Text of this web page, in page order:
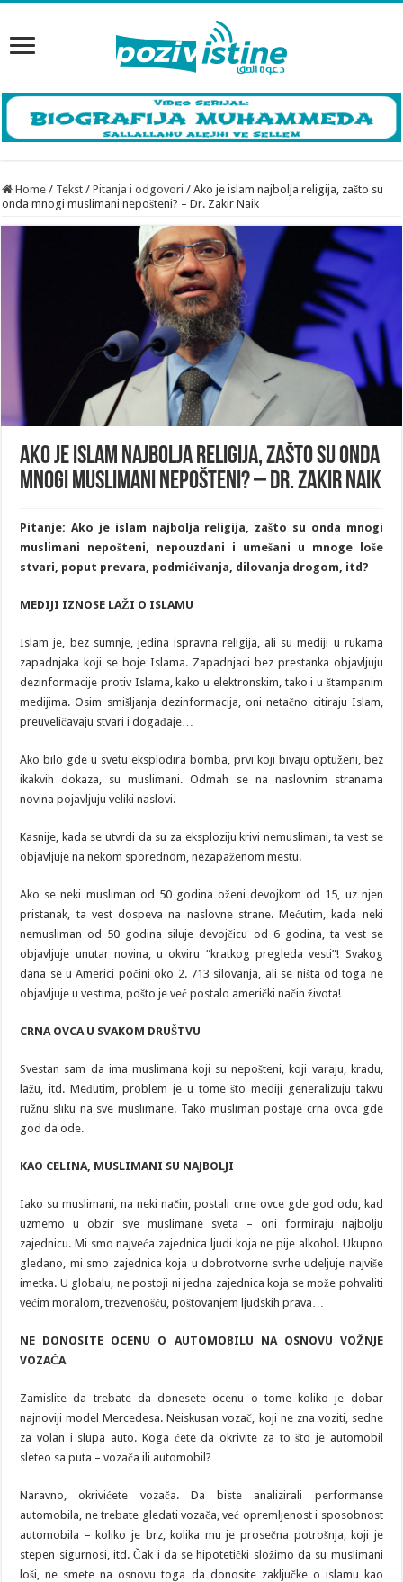
Home / Tekst / Pitanja i odgovori / Ako je islam najbolja religija, zašto su
onda mnogi muslimani nepošteni? – Dr. Zakir Naik
Ako je islam najbolja religija, zašto su onda
mnogi muslimani nepošteni? – Dr. Zakir Naik
Pitanje: Ako je islam najbolja religija, zašto su onda mnogi
muslimani
nepošteni, nepouzdani i umešani u mnoge loše
stvari, poput prevara, podmićivanja, dilovanja drogom, itd?
MEDIJI IZNOSE LAŽI O ISLAMU
Islam je, bez sumnje, jedina ispravna religija, ali su mediji u rukama
zapadnjaka koji se boje Islama. Zapadnjaci bez prestanka objavljuju
dezinformacije protiv Islama, kako u elektronskim, tako i u štampanim
medijima. Osim smišljanja dezinformacija, oni netačno citiraju Islam,
preuveličavaju stvari i događaje…
Ako bilo gde u svetu eksplodira bomba, prvi koji bivaju optuženi, bez
ikakvih dokaza, su muslimani. Odmah se na naslovnim stranama
novina pojavljuju veliki naslovi.
Kasnije, kada se utvrdi da su za eksploziju krivi nemuslimani, ta vest se
objavljuje na nekom sporednom, nezapaženom mestu.
Ako se neki musliman od 50 godina oženi devojkom od 15, uz njen
pristanak, ta vest dospeva na naslovne strane. Mećutim, kada neki
nemusliman od 50 godina siluje devojčicu od 6 godina, ta vest se
objavljuje unutar novina, u okviru “kratkog pregleda vesti”! Svakog
dana se u Americi počini oko 2. 713 silovanja, ali se ništa od toga ne
objavljuje u vestima, pošto je već postalo američki način života!
CRNA OVCA U SVAKOM DRUŠTVU
Svestan sam da ima muslimana koji su nepošteni, koji varaju, kradu,
lažu, itd. Međutim, problem je u tome što mediji generalizuju takvu
ružnu sliku na sve muslimane. Tako musliman postaje crna ovca gde
god da ode.
KAO CELINA, MUSLIMANI SU NAJBOLJI
Iako su muslimani, na neki način, postali crne ovce gde god odu, kad
uzmemo u obzir sve muslimane sveta – oni formiraju najbolju
zajednicu. Mi smo najveća zajednica ljudi koja ne pije alkohol. Ukupno
gledano, mi smo zajednica koja u dobrotvorne svrhe udeljuje najviše
imetka. U globalu, ne postoji ni jedna zajednica koja se može pohvaliti
većim moralom, trezvenošću, poštovanjem ljudskih prava…
NE DONOSITE OCENU O AUTOMOBILU
NA OSNOVU VOŽNJE
VOZAČA
Zamislite da trebate da donesete ocenu o tome koliko je dobar
najnoviji model Mercedesa. Neiskusan vozač, koji ne zna voziti, sedne
za volan i slupa auto. Koga ćete da okrivite za to što je automobil
sleteo sa puta – vozača ili automobil?
Naravno, okrivićete vozača. Da biste analizirali performanse
automobila, ne trebate gledati vozača, već opremljenost i sposobnost
automobila – koliko je brz, kolika mu je prosečna potrošnja, koji je
stepen sigurnosi, itd. Čak i da se hipotetički složimo da su muslimani
loši, ne smete na osnovu toga da donosite zaključke o islamu kao